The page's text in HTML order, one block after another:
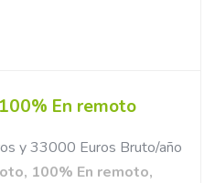
En remoto
y 33000 Euros Bruto/año
100% En remoto,